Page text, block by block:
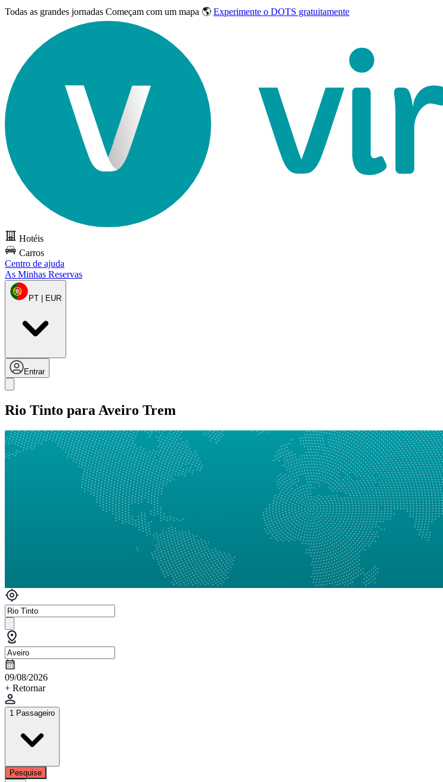
Todas as grandes jornadas Começam com um mapa 🌎 Experimente o DOTS gratuitamente
Hotéis
Carros
Centro de ajuda
As Minhas Reservas
PT | EUR
Entrar
Rio Tinto para Aveiro Trem
09/08/2026
+ Retornar
1 Passageiro
Pesquise